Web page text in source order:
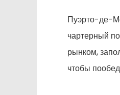
Пуэрто-де-
чартерный
рынком,
чтобы